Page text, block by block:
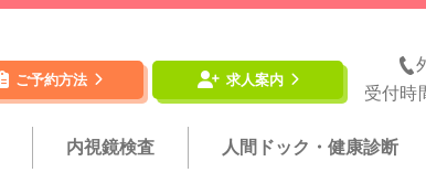
ご予約方法 求人案内
受付時
内視鏡検査 人間ドック・健康診断